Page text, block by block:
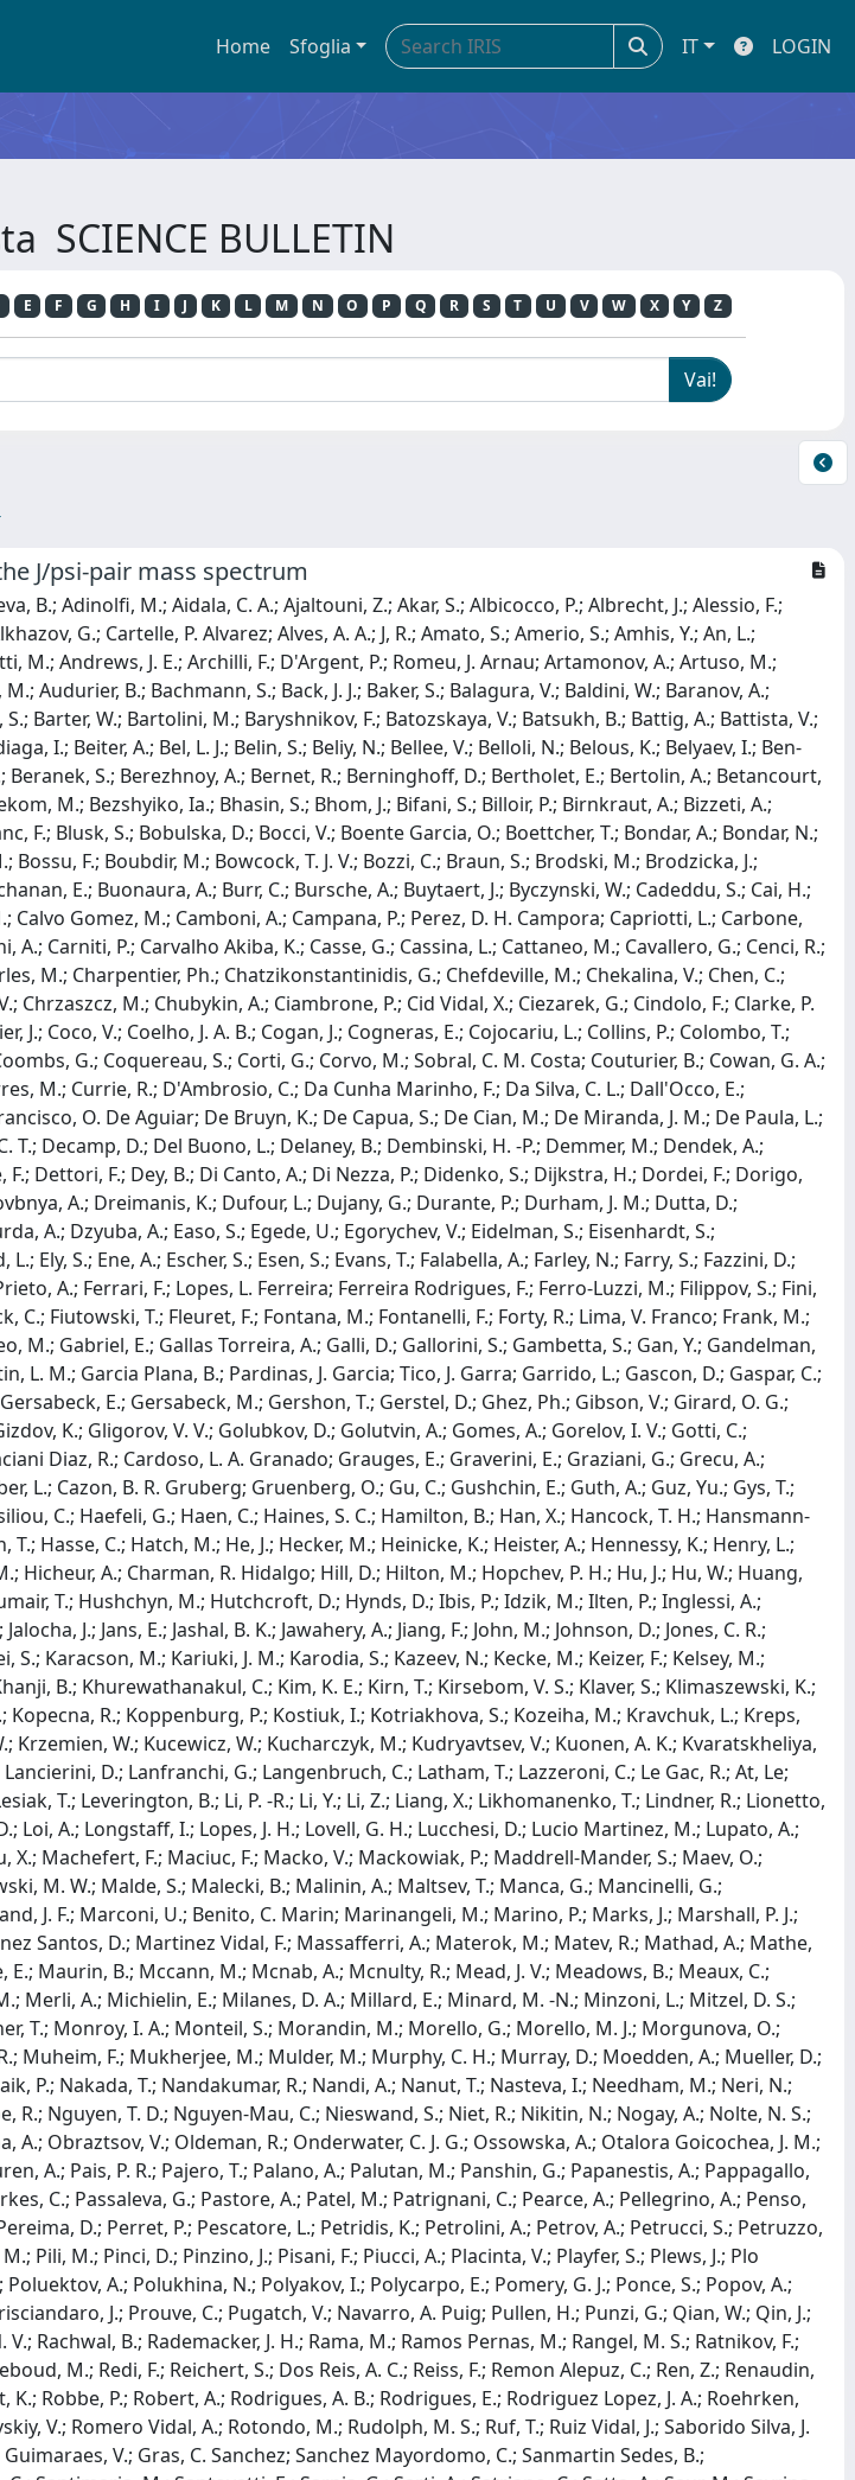
Home Sfoglia IT LOGIN
SCIENCE BULLETIN
E F G H I J K L M N O P Q R S T U V W X Y Z
J/psi-pair mass spectrum
Durante, P.; Durham, J. M.; Dutta, D.; Dzhelyadin, R.; Dziewiecki, M.; Dziurda, A.; Dzyuba, A.; Easo, S.; Egede, U.; Egorychev, V.; Eidelman, S.; Eisenhardt, S.; Eitschberger, U.; Ekelhof, R.; Eklund, L.; Ely, S.; Ene, A.; Escher, S.; Esen, S.; Evans, T.; Falabella, A.; Farley, N.; Farry, S.; Fazzini, D.; Declara, P. Fernandez; Fernandez Prieto, A.; Ferrari, F.; Lopes, L. Ferreira; Ferreira Rodrigues, F.; Ferro-Luzzi, M.; Filippov, S.; Fini, R. A.; Fiorini, M.; Firlej, M.; Fitzpatrick, C.; Fiutowski, T.; Fleuret, F.; Fontana, M.; Fontanelli, F.; Forty, R.; Lima, V. Franco; Frank, M.; Frei, C.; Fu, J.; Funk, W.; Farber, C.; Feo, M.; Gabriel, E.; Gallas Torreira, A.; Galli, D.; Gallorini, S.; Gambetta, S.; Gan, Y.; Gandelman, M.; Gandini, P.; Gao, Y.; Garcia Martin, L. M.; Garcia Plana, B.; Pardinas, J. Garcia; Tico, J. Garra; Garrido, L.; Gascon, D.; Gaspar, C.; Gavardi, L.; Gazzoni, G.; Gerick, D.; Gersabeck, E.; Gersabeck, M.; Gershon, T.; Gerstel, D.; Ghez, Ph.; Gibson, V.; Girard, O. G.; Gironella Gironell, P.; Giubega, L.; Gizdov, K.; Gligorov, V. V.; Golubkov, D.; Golutvin, A.; Gomes, A.; Gorelov, I. V.; Gotti, C.; Govorkova, E.; Grabowski, J. P.; Graciani Diaz, R.; Cardoso, L. A. Granado; Grauges, E.; Graverini, E.; Graziani, G.; Grecu, A.; Greim, R.; Griffith, P.; Grillo, L.; Gruber, L.; Cazon, B. R. Gruberg; Gruenberg, O.; Gu, C.; Gushchin, E.; Guth, A.; Guz, Yu.; Gys, T.; Gobel, C.; Hadavizadeh, T.; Hadjivasiliou, C.; Haefeli, G.; Haen, C.; Haines, S. C.; Hamilton, B.; Han, X.; Hancock, T. H.; Hansmann-Menzemer, S.; Harnew, N.; Harrison, T.; Hasse, C.; Hatch, M.; He, J.; Hecker, M.; Heinicke, K.; Heister, A.; Hennessy, K.; Henry, L.; Van Herwijnen, E.; Heuel, J.; Hess, M.; Hicheur, A.; Charman, R. Hidalgo; Hill, D.; Hilton, M.; Hopchev, P. H.; Hu, J.; Hu, W.; Huang, W.; Huard, Z. C.; Hulsbergen, W.; Humair, T.; Hushchyn, M.; Hutchcroft, D.; Hynds, D.; Ibis, P.; Idzik, M.; Ilten, P.; Inglessi, A.; Inyakin, A.; Ivshin, K.; Jacobsson, R.; Jalocha, J.; Jans, E.; Jashal, B. K.; Jawahery, A.; Jiang, F.; John, M.; Johnson, D.; Jones, C. R.; Joram, C.; Jost, B.; Jurik, N.; Kandybei, S.; Karacson, M.; Kariuki, J. M.; Karodia, S.; Kazeev, N.; Kecke, M.; Keizer, F.; Kelsey, M.; Kenzie, M.; Ketel, T.; Khairullin, E.; Khanji, B.; Khurewathanakul, C.; Kim, K. E.; Kirn, T.; Kirsebom, V. S.; Klaver, S.; Klimaszewski, K.; Klimkovich, T.; Koliiev, S.; Kolpin, M.; Kopecna, R.; Koppenburg, P.; Kostiuk, I.; Kotriakhova, S.; Kozeiha, M.; Kravchuk, L.; Kreps, M.; Kress, F.; Krokovny, P.; Krupa, W.; Krzemien, W.; Kucewicz, W.; Kucharczyk, M.; Kudryavtsev, V.; Kuonen, A. K.; Kvaratskheliya, T.; Lacarrere, D.; Lafferty, G.; Lai, A.; Lancierini, D.; Lanfranchi, G.; Langenbruch, C.; Latham, T.; Lazzeroni, C.; Le Gac, R.; At, Le; Lefevre, R.; Lemaitre, F.; Leroy, O.; Lesiak, T.; Leverington, B.; Li, P. -R.; Li, Y.; Li, Z.; Liang, X.; Likhomanenko, T.; Lindner, R.; Lionetto, F.; Lisovskyi, V.; Liu, G.; Liu, X.; Loh, D.; Loi, A.; Longstaff, I.; Lopes, J. H.; Lovell, G. H.; Lucchesi, D.; Lucio Martinez, M.; Lupato, A.; Luppi, E.; Lupton, O.; Lusiani, A.; Lyu, X.; Machefert, F.; Maciuc, F.; Macko, V.; Mackowiak, P.; Maddrell-Mander, S.; Maev, O.; Maguire, K.; Maisuzenko, D.; Majewski, M. W.; Malde, S.; Malecki, B.; Malinin, A.; Maltsev, T.; Manca, G.; Mancinelli, G.; Marangotto, D.; Maratas, J.; Marchand, J. F.; Marconi, U.; Benito, C. Marin; Marinangeli, M.; Marino, P.; Marks, J.; Marshall, P. J.; Martellotti, G.; Martinelli, M.; Martinez Santos, D.; Martinez Vidal, F.; Massafferri, A.; Materok, M.; Matev, R.; Mathad, A.; Mathe, Z.; Matteuzzi, C.; Mauri, A.; Maurice, E.; Maurin, B.; Mccann, M.; Mcnab, A.; Mcnulty, R.; Mead, J. V.; Meadows, B.; Meaux, C.; Meinert, N.; Melnychuk, D.; Merk, M.; Merli, A.; Michielin, E.; Milanes, D. A.; Millard, E.; Minard, M. -N.; Minzoni, L.; Mitzel, D. S.; Mogini, A.; Moise, R. D.; Mombaecher, T.; Monroy, I. A.; Monteil, S.; Morandin, M.; Morello, G.; Morello, M. J.; Morgunova, O.; Moron, J.; Morris, A. B.; Mountain, R.; Muheim, F.; Mukherjee, M.; Mulder, M.; Murphy, C. H.; Murray, D.; Moedden, A.; Mueller, D.; Mueller, J.; Mueller, K.; Mueller, V.; Naik, P.; Nakada, T.; Nandakumar, R.; Nandi, A.; Nanut, T.; Nasteva, I.; Needham, M.; Neri, N.; Neubert, S.; Neufeld, N.; Newcombe, R.; Nguyen, T. D.; Nguyen-Mau, C.; Nieswand, S.; Niet, R.; Nikitin, N.; Nogay, A.; Nolte, N. S.; O'Hanlon, D. P.; Oblakowska-Mucha, A.; Obraztsov, V.; Oldeman, R.; Onderwater, C. J. G.; Ossowska, A.; Otalora Goicochea, J. M.; Ovsiannikova, T.; Owen, P.; Oyanguren, A.; Pais, P. R.; Pajero, T.; Palano, A.; Palutan, M.; Panshin, G.; Papanestis, A.; Pappagallo, M.; Pappalardo, L. L.; Parker, W.; Parkes, C.; Passaleva, G.; Pastore, A.; Patel, M.; Patrignani, C.; Pearce, A.; Pellegrino, A.; Penso, G.; Altarelli, M. Pepe; Perazzini, S.; Pereima, D.; Perret, P.; Pescatore, L.; Petridis, K.; Petrolini, A.; Petrov, A.; Petrucci, S.; Petruzzo, M.; Pietrzyk, B.; Pietrzyk, G.; Pikies, M.; Pili, M.; Pinci, D.; Pinzino, J.; Pisani, F.; Piucci, A.; Placinta, V.; Playfer, S.; Plews, J.; Plo Casasus, M.; Polci, F.; Lener, M. Poli; Poluektov, A.; Polukhina, N.; Polyakov, I.; Polycarpo, E.; Pomery, G. J.; Ponce, S.; Popov, A.; Popov, D.; Poslavskii, S.; Price, E.; Prisciandaro, J.; Prouve, C.; Pugatch, V.; Navarro, A. Puig; Pullen, H.; Punzi, G.; Qian, W.; Qin, J.; Quagliani, R.; Quintana, B.; Raab, N. V.; Rachwal, B.; Rademacker, J. H.; Rama, M.; Ramos Pernas, M.; Rangel, M. S.; Ratnikov, F.; Raven, G.; Salzgeber, M. Ravonel; Reboud, M.; Redi, F.; Reichert, S.; Dos Reis, A. C.; Reiss, F.; Remon Alepuz, C.; Ren, Z.; Renaudin, V.; Ricciardi, S.; Richards, S.; Rinnert, K.; Robbe, P.; Robert, A.; Rodrigues, A. B.; Rodrigues, E.; Rodriguez Lopez, J. A.; Roehrken, M.; Roiser, S.; Rollings, A.; Romanovskiy, V.; Romero Vidal, A.; Rotondo, M.; Rudolph, M. S.; Ruf, T.; Ruiz Vidal, J.; Saborido Silva, J. J.; Sagidova, N.; Saitta, B.; Salustino Guimaraes, V.; Gras, C. Sanchez; Sanchez Mayordomo, C.; Sanmartin Sedes, B.; Santacesaria, R.; Santamarina Rios, C.; Santimaria, M.; Santovetti, E.; Sarpis, G.; Sarti, A.; Satriano, C.; Satta, A.; Saur, M.; Savrina, D.; Schael, S.; Schellenberg, M.; Schiller, M.; Schindler, H.; Schmelling, M.; Schmelzer, T.; Schmidt, B.; Schneider, O.; Schopper, A.; Schreiner, H. F.; Schubiger, M.; Schulte, S.; Schune, M. H.; Schwemmer, R.; Sciascia, B.; Sciubba, A.; Semennikov, A.; Sepulveda, E. S.; Sergi, A.; Serra, N.; Serrano, J.; Sestini, L.; Seuthe, A.; Seyfert, P.; Shapkin, M.; Shcheglov, Y.; Shears, T.; Shekhtman, L.; Shevchenko, V.; Shmanin, E.; Siddi, B. G.; Coutinho, R. Silva; Silva De Oliveira, L.; Simi, G.; Simone, S.; Skiba, I.; Skidmore, N.; Skwarnicki, T.; Slater, M. W.; Smeaton, J. G.; Smith, E.; Smith, I. T.; Smith, M.; Soares, M.; Soares Lavra, L.; Sokoloff, M. D.; Soler, F. J. P.; Souza De Paula, B.; Spaan, B.; Norella, E. Spadaro; Spradlin, P.; Stagni, F.; Stahl, M.; Stahl, S.; Stefko, P.; Stefkova, S.; Steinkamp, O.; Stemmle, S.; Stenyakin, O.; Stepanova, M.; Stevens, H.; Stocchi, A.; Stone, S.; Storaci, B.; Stracka, S.; Stram